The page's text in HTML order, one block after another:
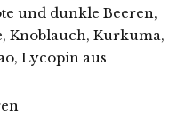
und dunkle Beeren,
Knoblauch, Kurkuma,
Lycopin aus